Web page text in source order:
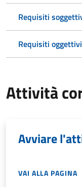
Requisiti
Requisiti oggettivi
Attività
Avviare
VAI ALLA PAGINA